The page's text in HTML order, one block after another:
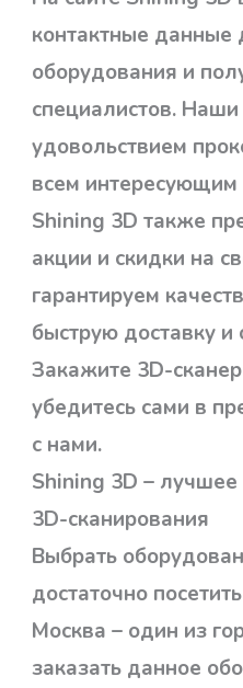
контактные данные
оборудования и
специалистов.
удовольствием
всем интересующим
Shining 3D также
акции и скидки на
гарантируем
быструю доставку и
Закажите 3D-
убедитесь сами в
с нами.
Shining 3D –
3D-сканирования
Выбрать
достаточно
Москва – один из
заказать данное